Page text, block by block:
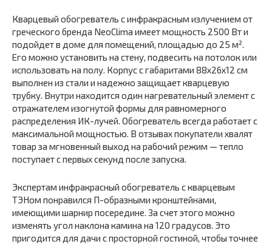
Кварцевый обогреватель с инфракрасным излучением от
греческого бренда NeoClima имеет мощность 2500 Вт и
подойдет в доме для помещений, площадью до 25 м².
Его можно установить на стену, подвесить на потолок или
использовать на полу. Корпус с габаритами 88х26х12 см
выполнен из стали и надежно защищает кварцевую
трубку. Внутри находится один нагревательный элемент с
отражателем изогнутой формы для равномерного
распределения ИК-лучей. Обогреватель всегда работает с
максимальной мощностью. В отзывах покупатели хвалят
товар за мгновенный выход на рабочий режим — тепло
поступает с первых секунд после запуска.
Экспертам инфракрасный обогреватель с кварцевым
ТЭНом понравился П-образными кронштейнами,
имеющими шарнир посередине. За счет этого можно
изменять угол наклона камина на 120 градусов. Это
пригодится для дачи с просторной гостиной, чтобы точнее